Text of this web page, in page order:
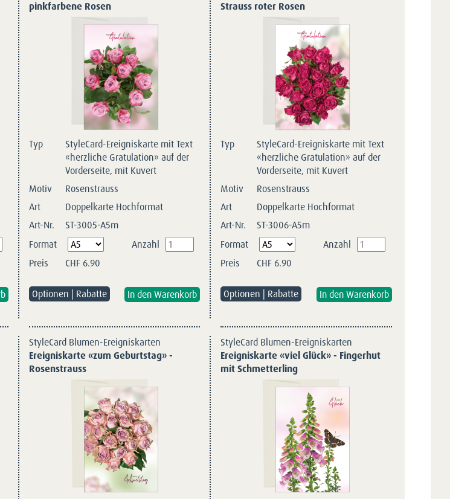
pinkfarbene Rosen
Typ
StyleCard-Ereigniskarte mit Text
«herzliche Gratulation» auf der
Vorderseite, mit Kuvert
Motiv
Rosenstrauss
Art
Doppelkarte Hochformat
Art-Nr.
ST-3005-A5m
Pflichtfeld
Format
Anzahl
Preis
CHF6.90
Optionen | Rabatte
Strauss roter Rosen
Typ
StyleCard-Ereigniskarte mit Text
«herzliche Gratulation» auf der
Vorderseite, mit Kuvert
Motiv
Rosenstrauss
Art
Doppelkarte Hochformat
Art-Nr.
ST-3006-A5m
Pflichtfeld
Format
Anzahl
Preis
CHF6.90
Optionen | Rabatte
StyleCard Blumen-Ereigniskarten
Ereigniskarte «zum Geburtstag» -
Rosenstrauss
StyleCard Blumen-Ereigniskarten
Ereigniskarte «viel Glück» - Fingerhut
mit Schmetterling